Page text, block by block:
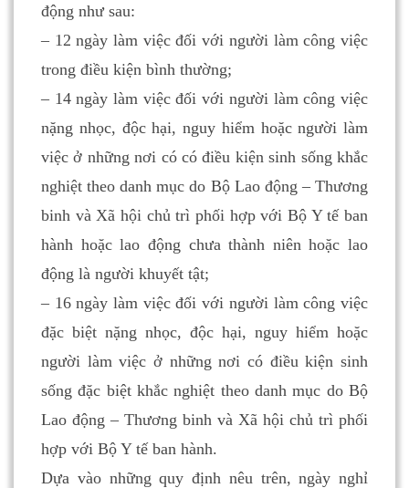
động như sau:
– 12 ngày làm việc đối với người làm công việc
trong điều kiện bình thường;
– 14 ngày làm việc đối với người làm công việc
nặng nhọc, độc hại, nguy hiểm hoặc người làm
việc ở những nơi có có điều kiện sinh sống khắc
nghiệt theo danh mục do Bộ Lao động – Thương
binh và Xã hội chủ trì phối hợp với Bộ Y tế ban
hành hoặc lao động chưa thành niên hoặc lao
động là người khuyết tật;
– 16 ngày làm việc đối với người làm công việc
đặc biệt nặng nhọc, độc hại, nguy hiểm hoặc
người làm việc ở những nơi có điều kiện sinh
sống đặc biệt khắc nghiệt theo danh mục do Bộ
Lao động – Thương binh và Xã hội chủ trì phối
hợp với Bộ Y tế ban hành.
Dựa vào những quy định nêu trên, ngày nghỉ